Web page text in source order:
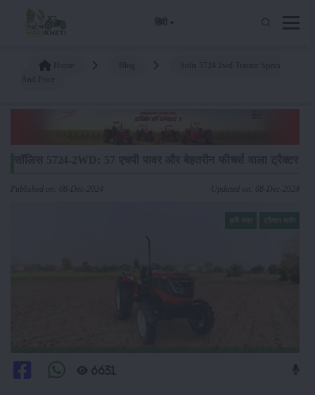
हिंदी
Published on: 08-Dec-2024 Updated on: 08-Dec-2024
6631